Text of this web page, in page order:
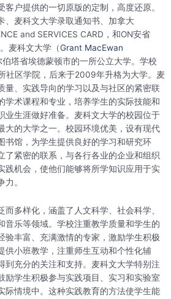
户提供的一切原版的定制，高度还原。
、麦科文大学录取通知书、加拿大
and SERVICES CARD，和ON安省
麦科文大学（Grant MacEwan
伯塔省埃德蒙顿市的一所公立大学。学校
社区学院，后来于2009年升格为大学。麦
量、实践导向的学习以及与社区的紧密联
学术课程和专业，培养学生的实际技能和
业生涯做好准备。麦科文大学的校园位于
大的大学之一。校园环境优美，设有现代
书馆，为学生提供良好的学习和研究环
了紧密的联系，与各行各业的企业和组织
践机会，使他们能够将所学知识应用于实
。
而多样化，涵盖了人文科学、社会科学、
音乐等领域。学校注重教学质量和学生的
验丰富、充满激情的专家，激励学生积极
供小班教学，注重师生互动和个性化辅
到充分的关注和支持。麦科文大学特别注
励学生积极参与实践项目、实习和实验室
际情境中。这种实践教育的方法使学生能